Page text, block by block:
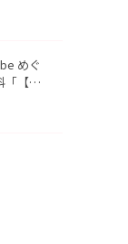
答え
めぐ
「【ヒ
を美